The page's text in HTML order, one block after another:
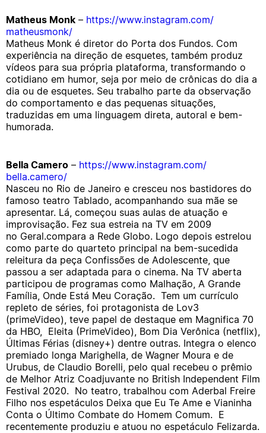
Matheus Monk – https://www.instagram.com/
matheusmonk/
Matheus Monk é diretor do Porta dos Fundos. Com
experiência na direção de esquetes, também produz
vídeos para sua própria plataforma, transformando o
cotidiano em humor, seja por meio de crônicas do dia a
dia ou de esquetes. Seu trabalho parte da observação
do comportamento e das pequenas situações,
traduzidas em uma linguagem direta, autoral e bem-
humorada.
Bella Camero – https://www.instagram.com/
bella.camero/
Nasceu no Rio de Janeiro e cresceu nos bastidores do
famoso teatro Tablado, acompanhando sua mãe se
apresentar. Lá, começou suas aulas de atuação e
improvisação. Fez sua estreia na TV em 2009
no Geral.compara a Rede Globo. Logo depois estrelou
como parte do quarteto principal na bem-sucedida
releitura da peça Confissões de Adolescente, que
passou a ser adaptada para o cinema. Na TV aberta
participou de programas como Malhação, A Grande
Família, Onde Está Meu Coração. Tem um currículo
repleto de séries, foi protagonista de Lov3
(primeVideo), teve papel de destaque em Magnifica 70
da HBO, Eleita (PrimeVideo), Bom Dia Verônica (netflix),
Últimas Férias (disney+) dentre outras. Integra o elenco
premiado longa Marighella, de Wagner Moura e de
Urubus, de Claudio Borelli, pelo qual recebeu o prêmio
de Melhor Atriz Coadjuvante no British Independent Film
Festival 2020. No teatro, trabalhou com Aderbal Freire
Filho nos espetáculos Deixa que Eu Te Ame e Vianinha
Conta o Último Combate do Homem Comum. E
recentemente produziu e atuou no espetáculo Felizarda.